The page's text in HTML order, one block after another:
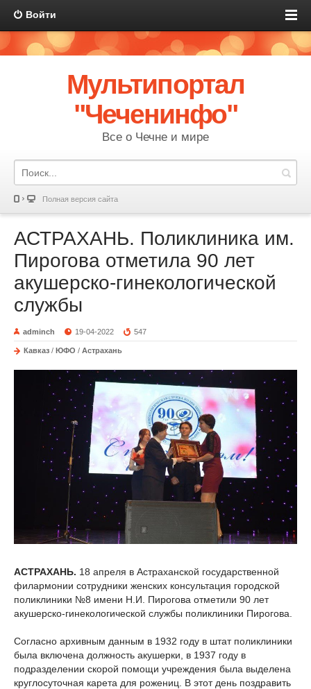
Войти
Мультипортал
"Чеченинфо"
Все о Чечне и мире
Полная версия сайта
АСТРАХАНЬ. Поликлиника им.
Пирогова отметила 90 лет
акушерско-гинекологической
службы
adminch 19-04-2022 547
Кавказ / ЮФО / Астрахань
АСТРАХАНЬ. 18 апреля в Астраханской государственной
филармонии сотрудники женских консультация городской
поликлиники №8 имени Н.И. Пирогова отметили 90 лет
акушерско-гинекологической службы поликлиники Пирогова.
Согласно архивным данным в 1932 году в штат поликлиники
была включена должность акушерки, в 1937 году в
подразделении скорой помощи учреждения была выделена
круглосуточная карета для рожениц. В этот день поздравить